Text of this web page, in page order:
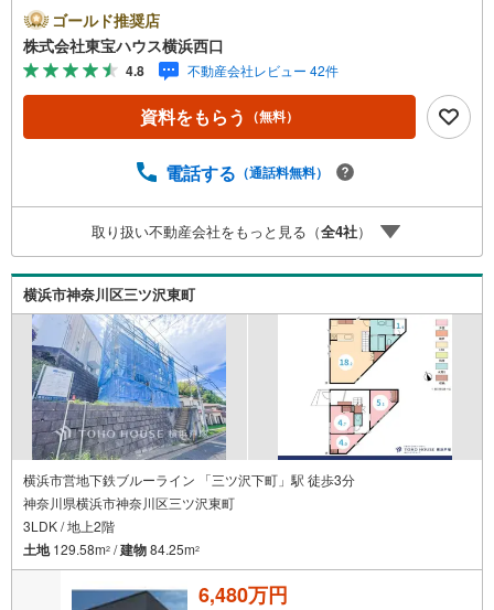
仰ぐルーフバルコニー付きーーーーYahoo！ 不動産キャン
ペーン対象店舗ーーーー当店で物件を成約するとPayPayボ
ーナスライトがもらえる「Yahoo！ 不動産 物件ご成約キャ
ンペーン」の対象になります。「資料をもらう」「見学予
約をする」ボタンからお問い合わせください。※必ずYaho
o！ JAPAN IDでログインしてください。※PayPayボーナス
0日です。ーーーーーーーーーーーーーーーーーーーーーー
利）※上記金利は 2026年8月時点 のものであり、実際の適
用金利は融資実行時のものとなります。金利情勢により表
記の返済額と異なる場合があります。ーーーーーーーーー
ーーーーーーーーーーーーーーーー
ゴールド推奨店
株式会社東宝ハウス横浜西口
4.8 不動産会社レビュー 42件
資料をもらう （無料）
電話する （通話料無料）
取り扱い不動産会社をもっと見る（全4社）
横浜市神奈川区三ツ沢東町
横浜市営地下鉄ブルーライン 「三ツ沢下町」駅 徒歩3分
神奈川県横浜市神奈川区三ツ沢東町
3LDK / 地上2階
土地129.58m2 /建物84.25m2
6,480万円